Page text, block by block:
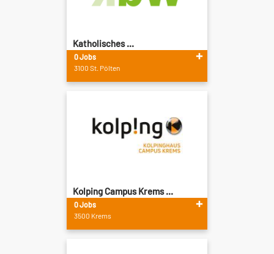
Katholisches ...
0 Jobs
3100 St. Pölten
Kolping Campus Krems ...
0 Jobs
3500 Krems